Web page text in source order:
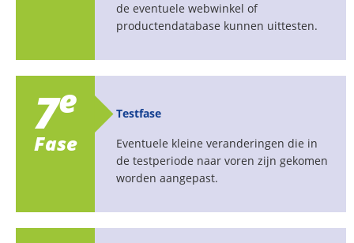
de eventuele webwinkel of
productendatabase kunnen uittesten.
7e
Fase
Testfase
Eventuele kleine veranderingen die in
de testperiode naar voren zijn gekomen
worden aangepast.